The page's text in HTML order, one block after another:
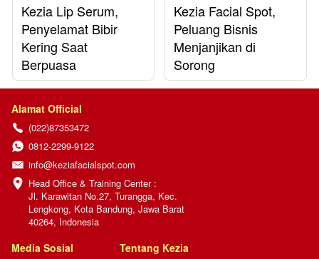
Kezia Lip Serum,
Penyelamat Bibir
Kering Saat
Berpuasa
Kezia Facial Spot,
Peluang Bisnis
Menjanjikan di
Sorong
Alamat Official
(022)87353472
0812-2299-9122
info@keziafacialspot.com
Head Office & Training Center :
Jl. Karawitan No.27, Turangga, Kec.
Lengkong, Kota Bandung, Jawa Barat
40264, Indonesia
Media Sosial Tentang Kezia